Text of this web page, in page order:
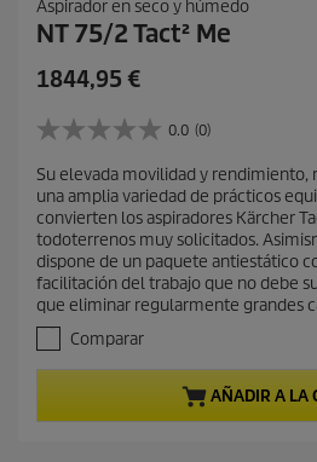
Aspirador en seco y húmedo
NT 75/2 Tact² Me
P
e
i
o
a
c
t
u
a
l
e
1844,95 €
0.0 (0)
0
0
d
e
5
e
s
t
e
a
Su elevada movilidad y rendimiento,
una amplia variedad de prácticos
convierten los aspiradores Kärcher
todoterrenos muy solicitados.
dispone de un paquete antiestático
facilitación del trabajo que no debe
que eliminar regularmente grandes
Comparar
AÑADIR A LA